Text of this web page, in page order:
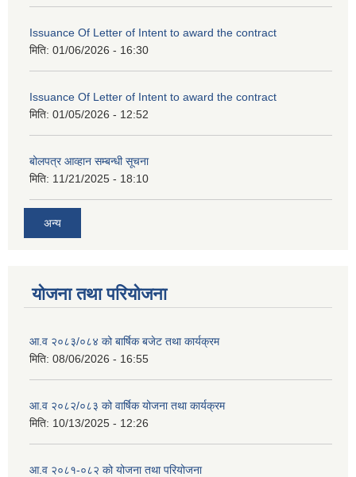
Issuance Of Letter of Intent to award the contract
मिति: 01/06/2026 - 16:30
Issuance Of Letter of Intent to award the contract
मिति: 01/05/2026 - 12:52
बोलपत्र आव्हान सम्बन्धी सूचना
मिति: 11/21/2025 - 18:10
अन्य
योजना तथा परियोजना
आ.व २०८३/०८४ को बार्षिक बजेट तथा कार्यक्रम
मिति: 08/06/2026 - 16:55
आ.व २०८२/०८३ को वार्षिक योजना तथा कार्यक्रम
मिति: 10/13/2025 - 12:26
आ.व २०८१-०८२ को योजना तथा परियोजना